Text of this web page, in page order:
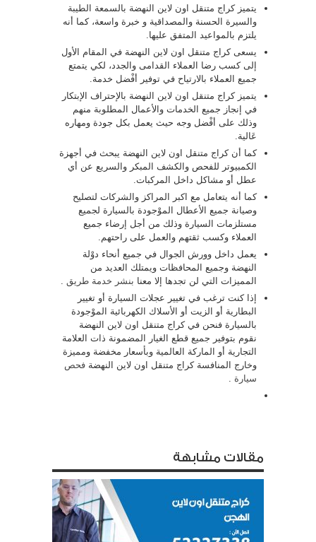
يتميز كراج متنقل اون لاين النهضة بالسمعة الطيبة
والسيرة الحسنة والمصداقية و خبرة واسعة، كما أنه
يلتزم بالمواعيد المتفق عليها.
يسعى كراج متنقل اون لاين النهضة في المقام الأول
إلى كسب رضا العملاء القدامى والجدد، لكي يتمتع
جميع العملاء بالارتياح في توفير أفْضل خدمة.
يتميز كراج متنقل اون لاين النهضة بالإحتراف الإبتكار
في إنجاز جميع الخدمات والأعمال المطلوبة منهم
وذلك على أفْضل وجه حيث يعمل بكل جودة ومهاره
عَالية.
كما أن كراج متنقل اون لاين النهضة يبحث في أجهزة
الكمبيوتر للفحص والكشف المبكر والسريع عن أي
عطل أو مشاكل داخل المركبات.
كما أنه يتعامل مع اكبر المراكز والشركات لتصليح
وصيانة جميع الأعطال الموْجودة بالسيارة لجميع
مستلزمات السيارة وذلك من أجل إرضاء جميع
العملاء وكسب ثقتهم والعمل على راحتهم.
يعمل داخل وورش الجوال في جميع أنحاء دوْلة
النهضة وجميع المحافظات ويمتلك العديد من
المميزات التي لن تجدها إلا معنا بنشر خدمة طريق .
إذا كنت ترغب في تغيير عجلات السيارة أو تغيير
البطارية أو الزيت أو الأسلاك الكهربائية الموْجودة
بالسيارة فنحن في كراج متنقل اون لاين النهضة
نقوم بتوفير جميع قطع الغيار المضمونة ذات العلامة
التجارية أو الماركة العالمية وبأسعار مخفضة ومميزة
وخارج المنافسة كراج متنقل اون لاين النهضة فحص
سيارة .
مقالات مشابهة